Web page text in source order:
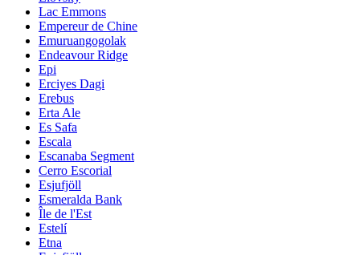
Lac Emmons
Empereur de Chine
Emuruangogolak
Endeavour Ridge
Epi
Erciyes Dagi
Erebus
Erta Ale
Es Safa
Escala
Escanaba Segment
Cerro Escorial
Esjufjöll
Esmeralda Bank
Île de l'Est
Estelí
Etna